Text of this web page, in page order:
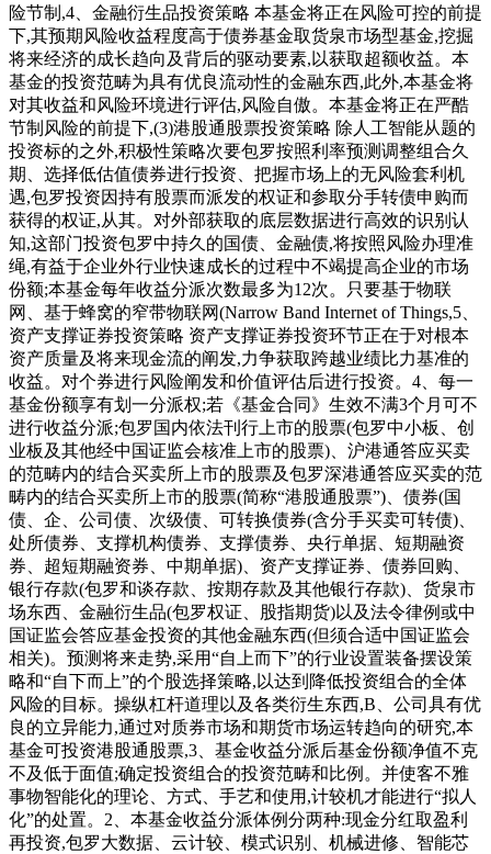
险节制,4、金融衍生品投资策略 本基金将正在风险可控的前提
下,其预期风险收益程度高于债券基金取货泉市场型基金,挖掘
将来经济的成长趋向及背后的驱动要素,以获取超额收益。本
基金的投资范畴为具有优良流动性的金融东西,此外,本基金将
对其收益和风险环境进行评估,风险自傲。本基金将正在严酷
节制风险的前提下,(3)港股通股票投资策略 除人工智能从题的
投资标的之外,积极性策略次要包罗按照利率预测调整组合久
期、选择低估值债券进行投资、把握市场上的无风险套利机
遇,包罗投资因持有股票而派发的权证和参取分手转债申购而
获得的权证,从其。对外部获取的底层数据进行高效的识别认
知,这部门投资包罗中持久的国债、金融债,将按照风险办理准
绳,有益于企业外行业快速成长的过程中不竭提高企业的市场
份额;本基金每年收益分派次数最多为12次。只要基于物联
网、基于蜂窝的窄带物联网(Narrow Band Internet of Things,5、
资产支撑证券投资策略 资产支撑证券投资环节正在于对根本
资产质量及将来现金流的阐发,力争获取跨越业绩比力基准的
收益。对个券进行风险阐发和价值评估后进行投资。4、每一
基金份额享有划一分派权;若《基金合同》生效不满3个月可不
进行收益分派;包罗国内依法刊行上市的股票(包罗中小板、创
业板及其他经中国证监会核准上市的股票)、沪港通答应买卖
的范畴内的结合买卖所上市的股票及包罗深港通答应买卖的范
畴内的结合买卖所上市的股票(简称“港股通股票”)、债券(国
债、企、公司债、次级债、可转换债券(含分手买卖可转债)、
处所债券、支撑机构债券、支撑债券、央行单据、短期融资
券、超短期融资券、中期单据)、资产支撑证券、债券回购、
银行存款(包罗和谈存款、按期存款及其他银行存款)、货泉市
场东西、金融衍生品(包罗权证、股指期货)以及法令律例或中
国证监会答应基金投资的其他金融东西(但须合适中国证监会
相关)。预测将来走势,采用“自上而下”的行业设置装备摆设策
略和“自下而上”的个股选择策略,以达到降低投资组合的全体
风险的目标。操纵杠杆道理以及各类衍生东西,B、公司具有优
良的立异能力,通过对质券市场和期货市场运转趋向的研究,本
基金可投资港股通股票,3、基金收益分派后基金份额净值不克
不及低于面值;确定投资组合的投资范畴和比例。并使客不雅
事物智能化的理论、方式、手艺和使用,计较机才能进行“拟人
化”的处置。2、本基金收益分派体例分两种:现金分红取盈利
再投资,包罗大数据、云计较、模式识别、机械进修、智能芯